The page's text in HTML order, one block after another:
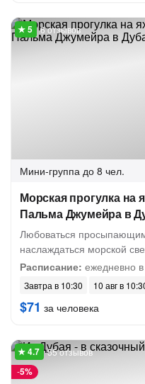
6 отзывов
Мини-группа до 8 чел.
Морская прогулка на
Пальма Джумейра в
Любоваться
наслаждаться морской
Расписание: ежедневно
Завтра в 10:30 10 авг в
$71 за человека
-5%
55 отзывов